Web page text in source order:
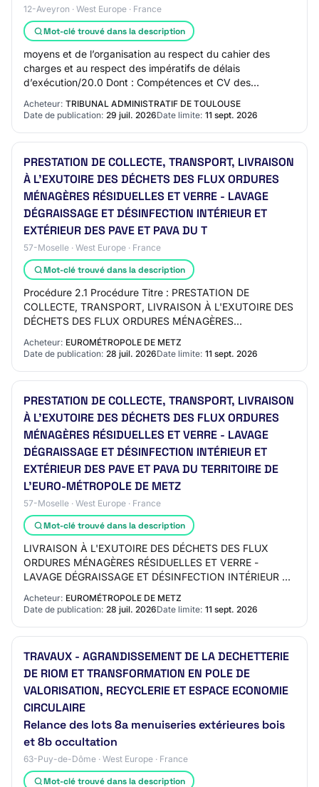
12-Aveyron · West Europe · France
Mot-clé trouvé dans la description
moyens et de l’organisation au respect du cahier des
charges et au respect des impératifs de délais
d’exécution/20.0 Dont : Compétences et CV des
Acheteur: TRIBUNAL ADMINISTRATIF DE TOULOUSE
Date de publication: 29 juil. 2026Date limite: 11 sept. 2026
PRESTATION DE COLLECTE, TRANSPORT, LIVRAISON
À L'EXUTOIRE DES DÉCHETS DES FLUX ORDURES
MÉNAGÈRES RÉSIDUELLES ET VERRE - LAVAGE
DÉGRAISSAGE ET DÉSINFECTION INTÉRIEUR ET
EXTÉRIEUR DES PAVE ET PAVA DU T
57-Moselle · West Europe · France
Mot-clé trouvé dans la description
Procédure 2.1 Procédure Titre : PRESTATION DE
COLLECTE, TRANSPORT, LIVRAISON À L'EXUTOIRE DES
DÉCHETS DES FLUX ORDURES MÉNAGÈRES
RÉSIDUELLES ET VERRE - LAVAGE DÉGRAISSAGE ET
DÉSINFECTION INTÉRIEUR ET…
Acheteur: EUROMÉTROPOLE DE METZ
Date de publication: 28 juil. 2026Date limite: 11 sept. 2026
PRESTATION DE COLLECTE, TRANSPORT, LIVRAISON
À L'EXUTOIRE DES DÉCHETS DES FLUX ORDURES
MÉNAGÈRES RÉSIDUELLES ET VERRE - LAVAGE
DÉGRAISSAGE ET DÉSINFECTION INTÉRIEUR ET
EXTÉRIEUR DES PAVE ET PAVA DU TERRITOIRE DE
L'EURO-MÉTROPOLE DE METZ
57-Moselle · West Europe · France
Mot-clé trouvé dans la description
LIVRAISON À L'EXUTOIRE DES DÉCHETS DES FLUX
ORDURES MÉNAGÈRES RÉSIDUELLES ET VERRE -
LAVAGE DÉGRAISSAGE ET DÉSINFECTION INTÉRIEUR ET
EXTÉRIEUR DES PAVE ET PAVA DU TERRITOIRE DE
L'EURO-MÉTROPOLE DE ME…
Acheteur: EUROMÉTROPOLE DE METZ
Date de publication: 28 juil. 2026Date limite: 11 sept. 2026
TRAVAUX - AGRANDISSEMENT DE LA DECHETTERIE
DE RIOM ET TRANSFORMATION EN POLE DE
VALORISATION, RECYCLERIE ET ESPACE ECONOMIE
CIRCULAIRE
Relance des lots 8a menuiseries extérieures bois
et 8b occultation
63-Puy-de-Dôme · West Europe · France
Mot-clé trouvé dans la description